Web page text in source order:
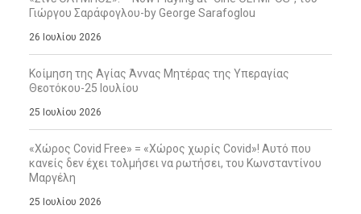
Γιώργου Σαράφογλου-by George Sarafoglou
26 Ιουλίου 2026
Κοίμηση της Αγίας Άννας Μητέρας της Υπεραγίας
Θεοτόκου-25 Ιουλίου
25 Ιουλίου 2026
«Χώρος Covid Free» = «Χώρος χωρίς Covid»! Αυτό που
κανείς δεν έχει τολμήσει να ρωτήσει, του Κωνσταντίνου
Μαργέλη
25 Ιουλίου 2026